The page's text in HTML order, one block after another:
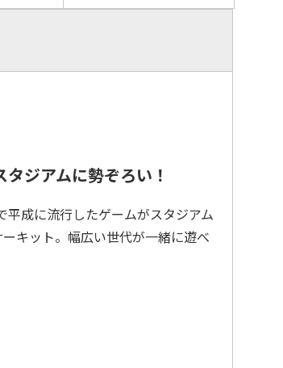
ジアムに勢ぞろい！
成に流行したゲームがスタジアム
キット。幅広い世代が一緒に遊べ